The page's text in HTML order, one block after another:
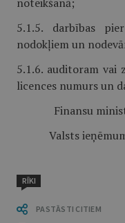
5.1.5. darbības
nodokļiem un
5.1.6. auditoram vai
licences numurs un
Finansu
Valsts
RĪKI
PASTĀSTI CITIEM